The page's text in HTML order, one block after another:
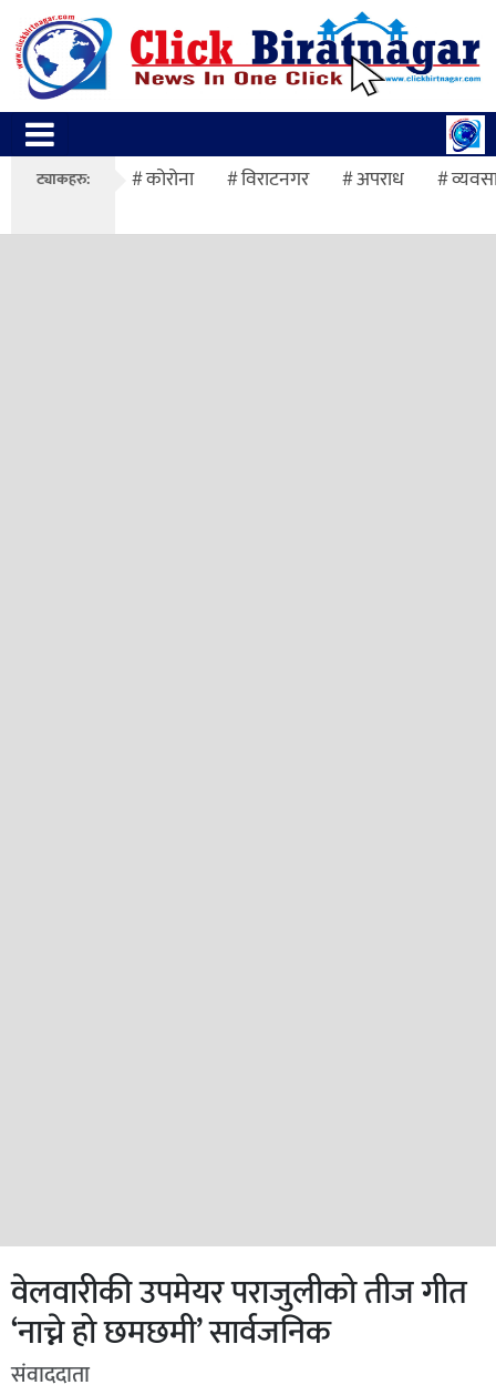
ट्याकहरु: कोरोना विराटनगर अपराध
वेलवारीकी उपमेयर पराजुलीको तीज गीत
‘नाच्ने हो छमछमी’ सार्वजनिक
संवाददाता